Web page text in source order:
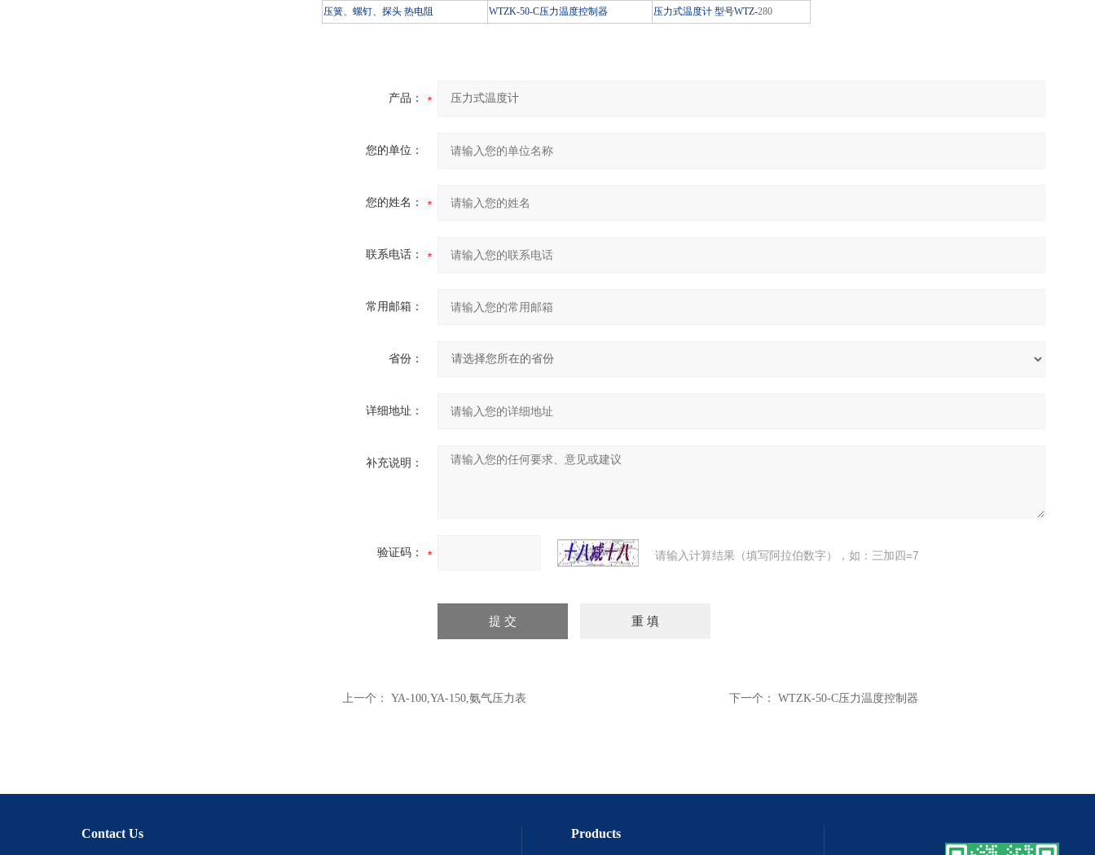
压簧、螺钉、探头 热电阻 WTZK-50-C压力温度控制器 压力式温度计 型号WTZ-280
产品：
您的单位：
您的姓名：
联系电话：
常用邮箱：
省份：
详细地址：
补充说明：
验证码： 请输入计算结果（填写阿拉伯数字），如：三加四=7
上一个： YA-100,YA-150,氨气压力表 下一个： WTZK-50-C压力温度控制器
Contact Us Products